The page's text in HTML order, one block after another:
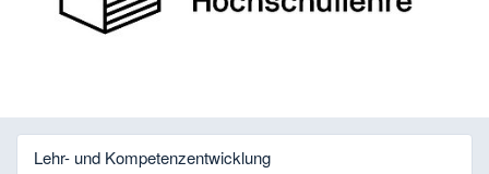
Lehr- und Kompetenzentwicklung